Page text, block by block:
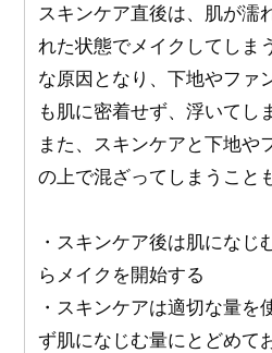
スキンケア直後は、肌が濡
れた状態でメイクしてしま
な原因となり、下地やファ
も肌に密着せず、浮いてし
また、スキンケアと下地や
の上で混ざってしまうこと
・スキンケア後は肌になじ
らメイクを開始する
・スキンケアは適切な量を
ず肌になじむ量にとどめて